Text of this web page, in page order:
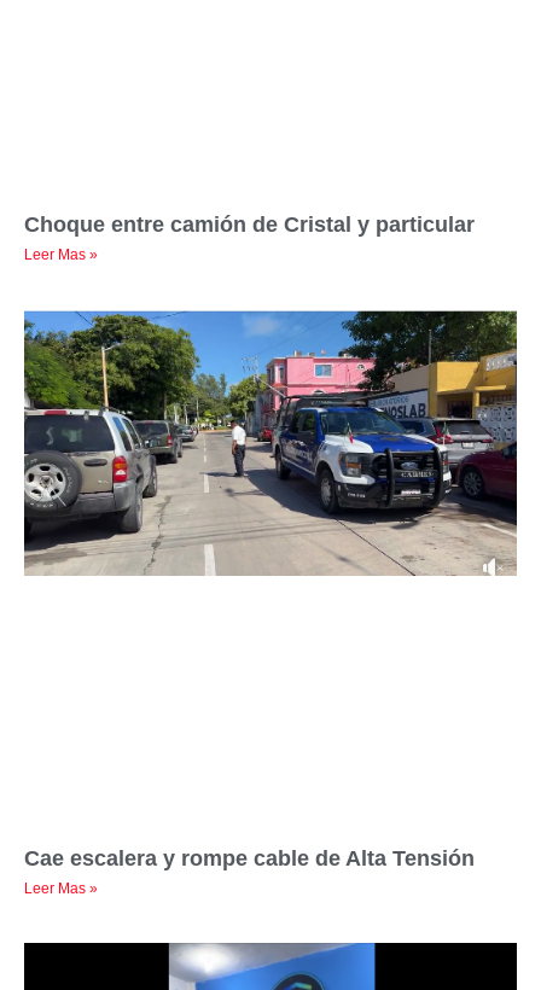
Choque entre camión de Cristal y particular
Leer Mas »
Cae escalera y rompe cable de Alta Tensión
Leer Mas »